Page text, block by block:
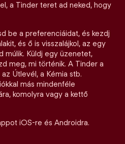
a Tinder teret ad neked, hogy
be a preferenciáidat, és kezdj
és ő is visszalájkol, az egy
múlik. Küldj egy üzenetet,
meg, mi történik. A Tinder a
Útlevél, a Kémia stb.
más mindenféle
komolyra vagy a kettő
iOS-re és Androidra.